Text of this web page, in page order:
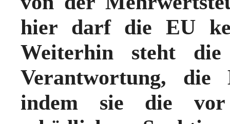
hier darf die EU
Weiterhin steht
Verantwortung, die
indem sie die vor